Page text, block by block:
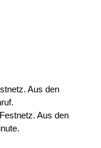
Aus den
Aus den